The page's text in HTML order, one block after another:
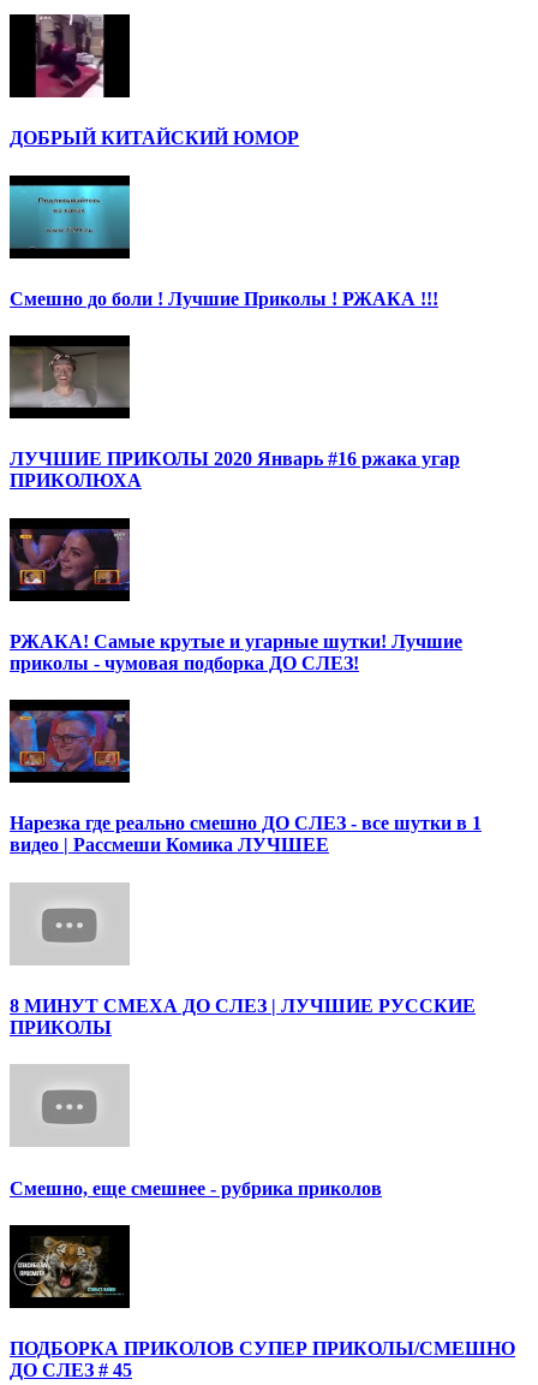
ДОБРЫЙ КИТАЙСКИЙ ЮМОР
Смешно до боли ! Лучшие Приколы ! РЖАКА !!!
ЛУЧШИЕ ПРИКОЛЫ 2020 Январь #16 ржака угар
ПРИКОЛЮХА
РЖАКА! Самые крутые и угарные шутки! Лучшие
приколы - чумовая подборка ДО СЛЕЗ!
Нарезка где реально смешно ДО СЛЕЗ - все шутки в 1
видео | Рассмеши Комика ЛУЧШЕЕ
8 МИНУТ СМЕХА ДО СЛЕЗ | ЛУЧШИЕ РУССКИЕ
ПРИКОЛЫ
Смешно, еще смешнее - рубрика приколов
ПОДБОРКА ПРИКОЛОВ СУПЕР ПРИКОЛЫ/СМЕШНО
ДО СЛЕЗ # 45